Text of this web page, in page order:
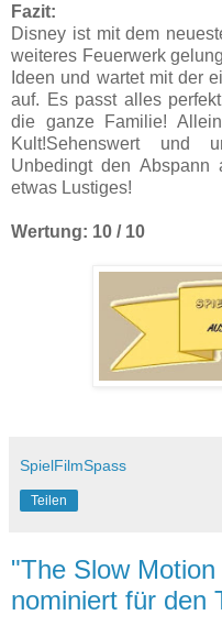
Fazit:
Disney ist mit dem
weiteres Feuerwerk
Ideen und wartet mit der
auf. Es passt alles
die ganze Familie!
Kult!Sehenswert und
Unbedingt den Abspann
etwas Lustiges!
Wertung: 10 / 10
SpielFilmSpass
Teilen
"The Slow
nominiert für den